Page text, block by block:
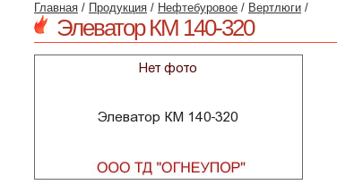
Главная / Продукция / Нефтебуровое / Вертлюги /
Элеватор КМ 140-320